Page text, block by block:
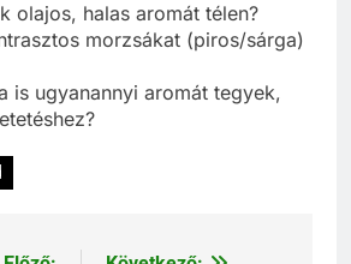
olajos, halas aromát télen?
morzsákat (piros/sárga)
is ugyanannyi aromát tegyek,